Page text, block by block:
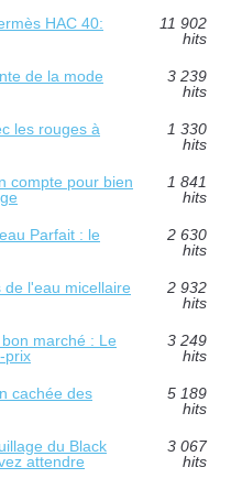
HAC 40:
11 902
hits
de la mode
3 239
hits
les rouges à
1 330
hits
compte pour bien
1 841
hits
Parfait : le
2 630
hits
de l'eau micellaire
2 932
hits
marché : Le
prix
3 249
hits
cachée des
5 189
hits
du Black
attendre
3 067
hits